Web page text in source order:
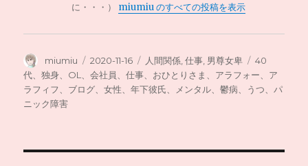
に・・・） miumiu のすべての投稿を表示
投
稿
者
miumiu
投
稿
日:
2020-11-16
カ
テ
ゴ
人間関係 ,仕事 男尊女卑
タ
グ
40
代、独身、OL、会社員、仕事、おひとりさま、アラフォー、ア
ラフィフ、ブログ、女性、年下彼氏、メンタル、鬱病、うつ、パ
ニック障害